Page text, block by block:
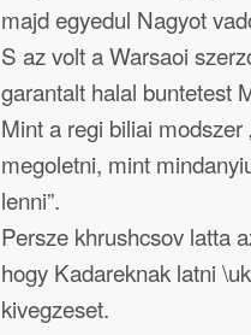
majd egyedul Nagyot
S az volt a Warsaoi
garantalt halal buntetest
Mint a regi biliai modszer
megoletni, mint
lenni”.
Persze khrushcsov latta
hogy Kadareknak latni
kivegzeset.